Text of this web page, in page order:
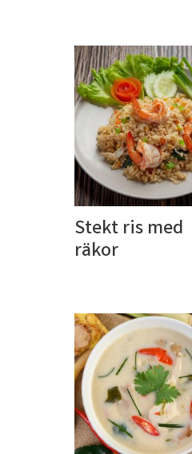
Stekt ris med
räkor